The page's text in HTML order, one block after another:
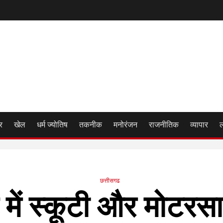
खेल धर्म ज्योतिष तकनीक मनोरंजन राजनीतिक व्यापार
छत्तीसगढ
में स्कूटी और